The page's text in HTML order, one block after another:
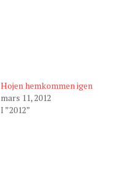
Hojen hemkommen igen
mars 11, 2012
I ”2012”